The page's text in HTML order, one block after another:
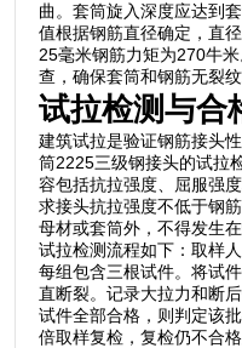
曲。套筒旋入深度应达到
值根据钢筋直径确定，直
25毫米钢筋力矩为270牛
查，确保套筒和钢筋无裂纹
试拉检测与合
建筑试拉是验证钢筋接头
筒2225三级钢接头的试拉
容包括抗拉强度、屈服强
求接头抗拉强度不低于钢
母材或套筒外，不得发生在
试拉检测流程如下：取样
每组包含三根试件。将试
直断裂。记录大拉力和断
试件全部合格，则判定该
倍取样复检，复检仍不合